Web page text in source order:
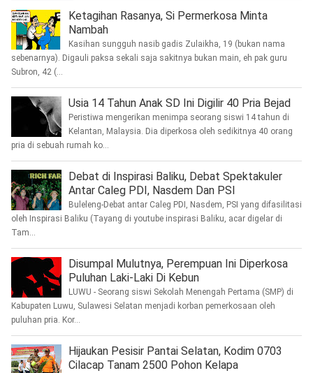
Ketagihan Rasanya, Si Permerkosa Minta
Nambah
Kasihan sungguh nasib gadis Zulaikha, 19 (bukan nama
sebenarnya). Digauli paksa sekali saja sakitnya bukan main, eh pak guru
Subron, 42 (...
Usia 14 Tahun Anak SD Ini Digilir 40 Pria Bejad
Peristiwa mengerikan menimpa seorang siswi 14 tahun di
Kelantan, Malaysia. Dia diperkosa oleh sedikitnya 40 orang
pria di sebuah rumah ko...
Debat di Inspirasi Baliku, Debat Spektakuler
Antar Caleg PDI, Nasdem Dan PSI
Buleleng-Debat antar Caleg PDI, Nasdem, PSI yang difasilitasi
oleh Inspirasi Baliku (Tayang di youtube inspirasi Baliku, acar digelar di
Tam...
Disumpal Mulutnya, Perempuan Ini Diperkosa
Puluhan Laki-Laki Di Kebun
LUWU - Seorang siswi Sekolah Menengah Pertama (SMP) di
Kabupaten Luwu, Sulawesi Selatan menjadi korban pemerkosaan oleh
puluhan pria. Kor...
Hijaukan Pesisir Pantai Selatan, Kodim 0703
Cilacap Tanam 2500 Pohon Kelapa